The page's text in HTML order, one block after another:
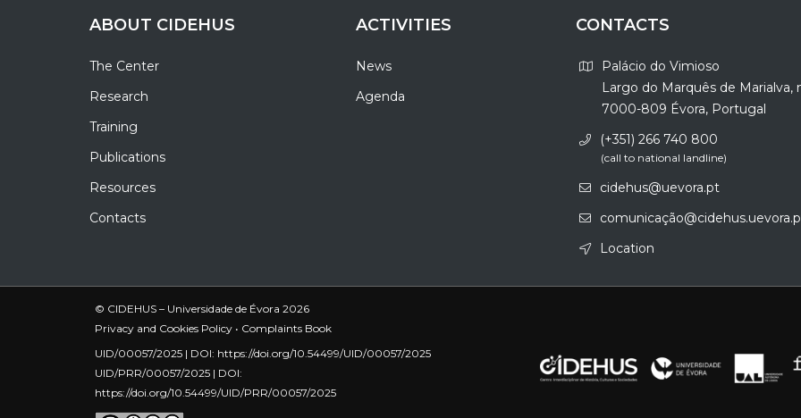
ABOUT CIDEHUS
The Center
Research
Training
Publications
Resources
Contacts
ACTIVITIES
News
Agenda
CONTACTS
Palácio do Vimioso
Largo do Marquês de Marialva,
7000-809 Évora, Portugal
(+351) 266 740 800
(call to national landline)
cidehus@uevora.pt
Location
© CIDEHUS – Universidade de Évora 2026
Privacy and Cookies Policy • Complaints Book
UID/00057/2025 | DOI: https://doi.org/10.54499/UID/00057/2025
UID/PRR/00057/2025 | DOI:
https://doi.org/10.54499/UID/PRR/00057/2025